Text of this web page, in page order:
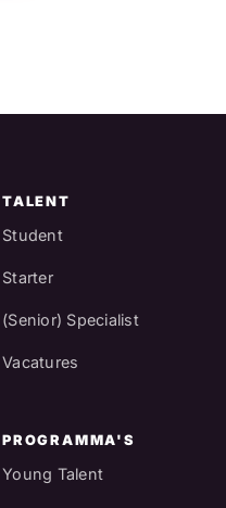
TALENT
Student
Starter
(Senior) Specialist
Vacatures
PROGRAMMA'S
Young Talent